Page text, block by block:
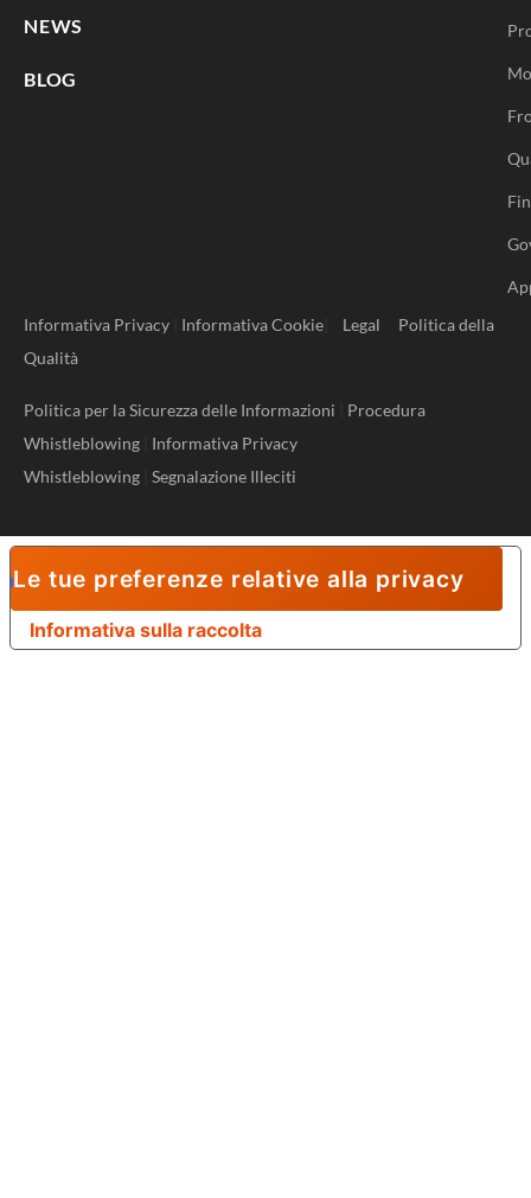
NEWS
BLOG
Informativa Privacy
Informativa Cookie Legal
Politica della
Qualità
Politica per la Sicurezza delle Informazioni
Procedura
Whistleblowing
Informativa Privacy
Whistleblowing Segnalazione Illeciti
Informativa sulla raccolta
Le tue preferenze relative alla privacy